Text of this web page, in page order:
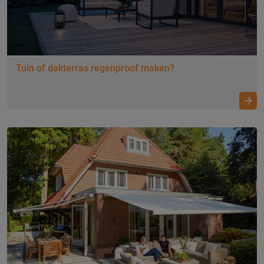
Tuin of dakterras regenproof maken?